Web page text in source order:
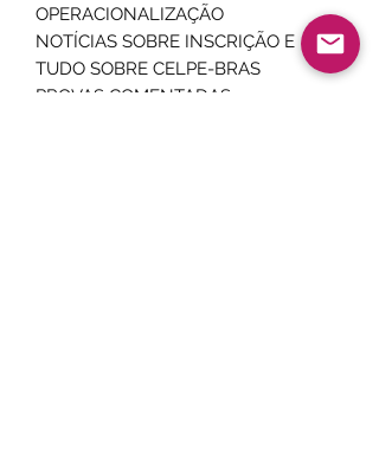
OPERACIONALIZAÇÃO​
NOTÍCIAS SOBRE INSCRIÇÃO E
TUDO SOBRE CELPE-BRAS
PROVAS COMENTADAS